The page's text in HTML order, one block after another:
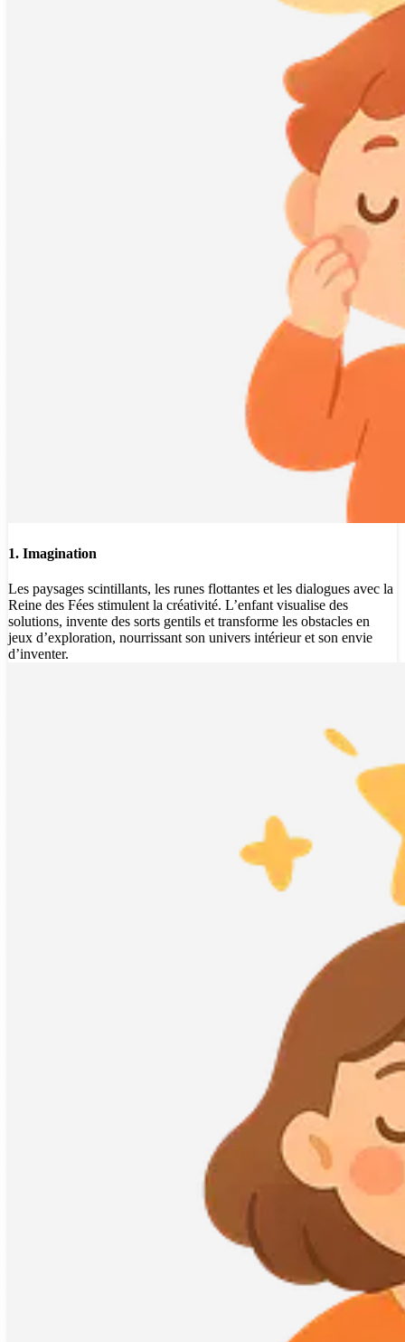
1. Imagination
Les paysages scintillants, les runes flottantes et les dialogues avec la
Reine des Fées stimulent la créativité. L’enfant visualise des
solutions, invente des sorts gentils et transforme les obstacles en
jeux d’exploration, nourrissant son univers intérieur et son envie
d’inventer.